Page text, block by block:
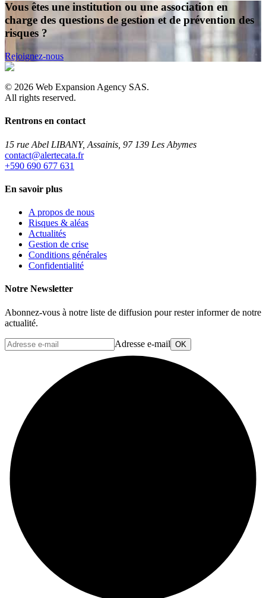
Vous êtes une institution ou une association en
charge des questions de gestion et de prévention des
risques ?
Rejoignez-nous
© 2026 Web Expansion Agency SAS.
All rights reserved.
Rentrons en contact
15 rue Abel LIBANY, Assainis, 97 139 Les Abymes
rf.atacetrela@tcatnoc
+590 690 677 631
En savoir plus
A propos de nous
Risques & aléas
Actualités
Gestion de crise
Conditions générales
Confidentialité
Notre Newsletter
Abonnez-vous à notre liste de diffusion pour rester informer de notre
actualité.
Adresse e-mail